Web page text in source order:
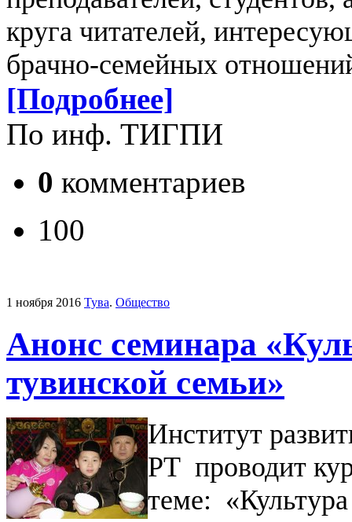
круга читателей,
брачно-семейных
[Подробнее]
По инф. ТИГПИ
0 комментариев
100
1 ноября 2016 Тува. Общество
Анонс семинара
тувинской семьи»
Институт
РТ проводит
теме: